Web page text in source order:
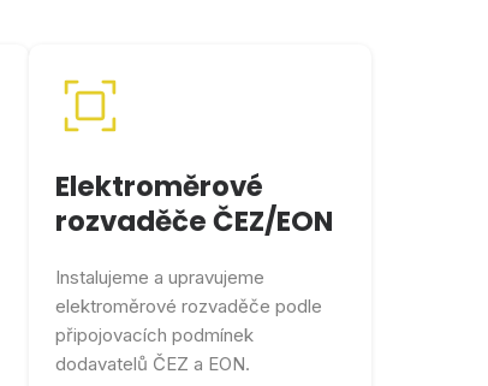
Elektroměrové
rozvaděče ČEZ/EON
Instalujeme a upravujeme
elektroměrové rozvaděče podle
připojovacích podmínek
dodavatelů ČEZ a EON.